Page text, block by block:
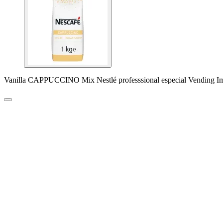
Vanilla CAPPUCCINO Mix Nestlé professsional especial Vending